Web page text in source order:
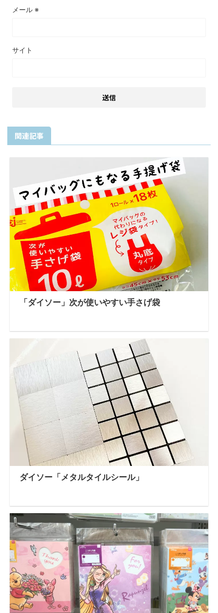
メール ※
サイト
関連記事
「ダイソー」次が使いやすい手さげ袋
ダイソー「メタルタイルシール」